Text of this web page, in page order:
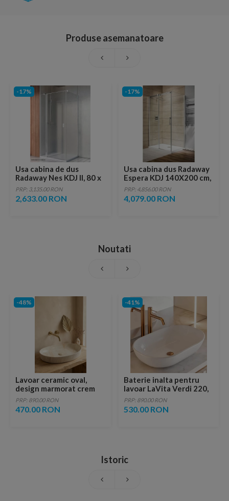
Produse asemanatoare
-17%
Usa cabina de dus
Radaway Nes KDJ II, 80 x
H200 cm
PRP: 3,135.00 RON
2,633.00 RON
-17%
Usa cabina dus Radaway
Espera KDJ 140X200 cm,
sticla transparenta
PRP: 4,856.00 RON
4,079.00 RON
Noutati
-48%
Lavoar ceramic oval,
design marmorat crem
lucios cu vene aurii,
ventil inclus
PRP: 890.00 RON
470.00 RON
-41%
Baterie inalta pentru
lavoar LaVita Verdi 220,
fara ventil, brushed
copper
PRP: 890.00 RON
530.00 RON
Istoric